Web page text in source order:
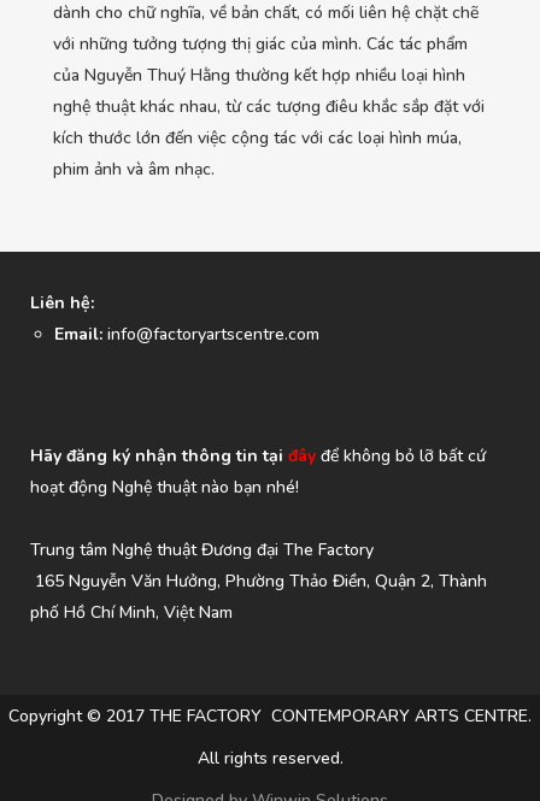
dành cho chữ nghĩa, về bản chất, có mối liên hệ chặt chẽ
với những tưởng tượng thị giác của mình. Các tác phẩm
của Nguyễn Thuý Hằng thường kết hợp nhiều loại hình
nghệ thuật khác nhau, từ các tượng điêu khắc sắp đặt với
kích thước lớn đến việc cộng tác với các loại hình múa,
phim ảnh và âm nhạc.
Liên hệ:
Email: info@factoryartscentre.com
Hãy đăng ký nhận thông tin tại đây để không bỏ lỡ bất cứ
hoạt động Nghệ thuật nào bạn nhé!
Trung tâm Nghệ thuật Đương đại The Factory
165 Nguyễn Văn Hưởng, Phường Thảo Điền, Quận 2, Thành
phố Hồ Chí Minh, Việt Nam
Copyright © 2017 THE FACTORY CONTEMPORARY ARTS CENTRE.
All rights reserved.